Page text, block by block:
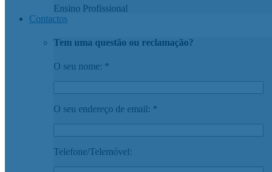
Ensino Profissional
Contactos
Tem uma questão ou reclamação?
O seu nome: *
O seu endereço de email: *
Telefone/Telemóvel: